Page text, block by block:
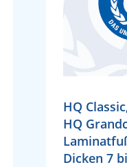
HQ
HQ
Dicken 7